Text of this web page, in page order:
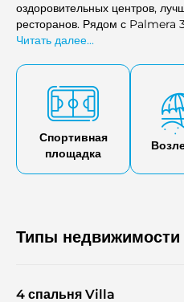
оздоровительных центров,
ресторанов. Рядом с Palmera
образовательные учреждения
эксклюзивные бутики,
Читать далее...
Спортивная
площадка
Типы недвижимости
4 спальня Villa